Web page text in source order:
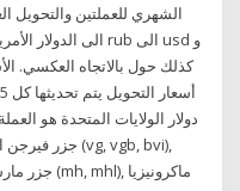
الشهري للعملتين والتحويل
كذلك حول بالاتجاه العكسي.